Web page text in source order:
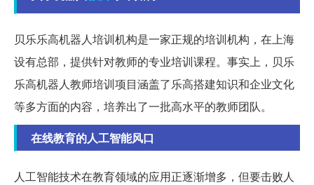
贝乐乐高机器人培训机构是一家正规的培训机构，在上海
设有总部，提供针对教师的专业培训课程。事实上，贝乐
乐高机器人教师培训项目涵盖了乐高搭建知识和企业文化
等多方面的内容，培养出了一批高水平的教师团队。
在线教育的人工智能风口
人工智能技术在教育领域的应用正逐渐增多，但要击败人